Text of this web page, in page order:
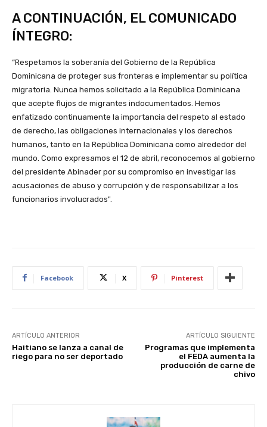
A CONTINUACIÓN, EL COMUNICADO
ÍNTEGRO:
“Respetamos la soberanía del Gobierno de la República
Dominicana de proteger sus fronteras e implementar su política
migratoria. Nunca hemos solicitado a la República Dominicana
que acepte flujos de migrantes indocumentados. Hemos
enfatizado continuamente la importancia del respeto al estado
de derecho, las obligaciones internacionales y los derechos
humanos, tanto en la República Dominicana como alrededor del
mundo. Como expresamos el 12 de abril, reconocemos al gobierno
del presidente Abinader por su compromiso en investigar las
acusaciones de abuso y corrupción y de responsabilizar a los
funcionarios involucrados".
Facebook X Pinterest
ARTÍCULO ANTERIOR
Haitiano se lanza a canal de
riego para no ser deportado
ARTÍCULO SIGUIENTE
Programas que implementa
el FEDA aumenta la
producción de carne de
chivo